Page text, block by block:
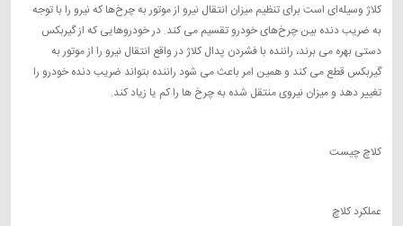
کلاژ وسیله‌‌ای است برای تنظیم میزان انتقال نیرو از موتور به چرخ‌‌ها که نیرو را با توجه
به ضریب دنده بین چرخ‌‌های خودرو تقسیم می‌ کند. در خودرو‌هایی که از گیربکس
دستی بهره می‌ برند، راننده با فشردن پدال کلاژ در واقع انتقال نیرو را از موتور به
گیربکس قطع می‌ کند و همین امر باعث می‌ شود راننده بتواند ضریب دنده خودرو را
تغییر دهد و میزان نیروی منتقل شده به چرخ ‌ها را کم یا زیاد کند.
کلاچ چیست
عملکرد کلاچ